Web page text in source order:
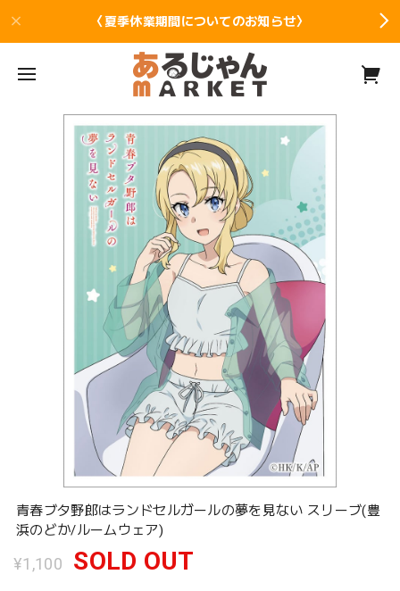
〈夏季休業期間についてのお知らせ〉
青春ブタ野郎はランドセルガールの夢を見ない スリーブ(豊
浜のどか/ルームウェア)
¥1,100 SOLD OUT